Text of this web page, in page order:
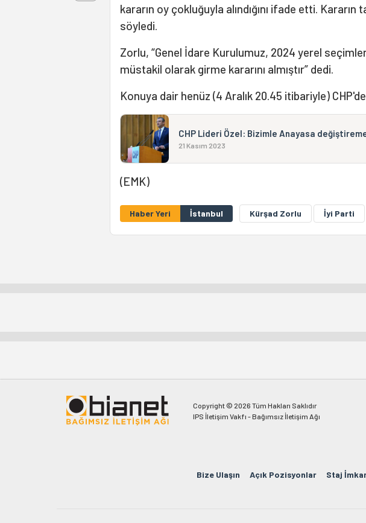
kararın oy çokluğuyla alındığını ifade etti. Kararın
söyledi.
Zorlu, “Genel İdare Kurulumuz, 2024 yerel
müstakil olarak girme kararını almıştır” dedi.
Konuya dair henüz (4 Aralık 20.45 itibariyle)
CHP Lideri Özel: Bizimle Anayasa
21 Kasım 2023
(EMK)
Haber Yeri İstanbul Kürşad Zorlu İyi Parti
Copyright © 2026 Tüm Hakları Saklıdır
IPS İletişim Vakfı - Bağımsız İletişim Ağı
Bize Ulaşın Açık Pozisyonlar Staj